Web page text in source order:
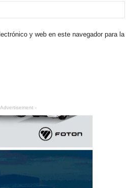
y web en este navegador para la
-